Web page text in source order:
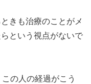
きも治療のことがメ
という視点がないで
の人の経過がこう